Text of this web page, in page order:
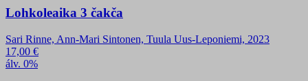
Lohkoleaika 3 čakča
Sari Rinne, Ann-Mari Sintonen, Tuula Uus-Leponiemi, 2023
17,00 €
álv. 0%